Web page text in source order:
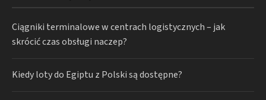
Ciągniki terminalowe w centrach logistycznych – jak
skrócić czas obsługi naczep?
Kiedy loty do Egiptu z Polski są dostępne?